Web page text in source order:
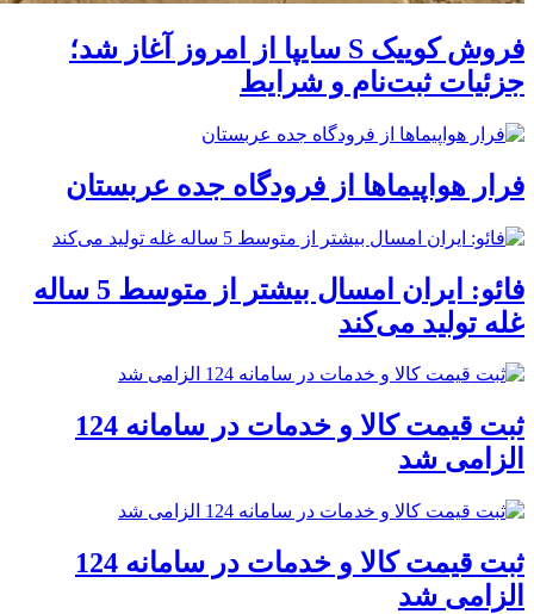
فروش کوییک S سایپا از امروز آغاز شد؛
جزئیات ثبت‌نام و شرایط
فرار هواپیماها از فرودگاه جده عربستان
فائو: ایران امسال بیشتر از متوسط 5 ساله
غله تولید می‌کند
ثبت قیمت کالا و خدمات در سامانه 124
الزامی شد
ثبت قیمت کالا و خدمات در سامانه 124
الزامی شد